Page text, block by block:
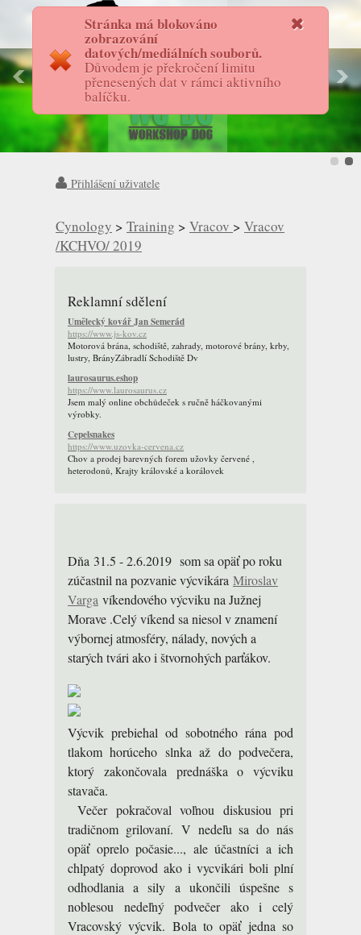
Stránka má blokováno
zobrazování
datových/mediálních souborů.
Důvodem je překročení limitu
přenesených dat v rámci aktivního
balíčku.
FotostoryAS
Přihlášení uživatele
Cynology > Training > Vracov > Vracov
/KCHVO/ 2019
Reklamní sdělení
Umělecký kovář Jan Semerád
https://www.js-kov.cz
Motorová brána, schodiště, zahrady, motorové brány, krby,
lustry, BrányZábradlí Schodiště Dv
laurosaurus.eshop
https://www.laurosaurus.cz
Jsem malý online obchůdeček s ručně háčkovanými
výrobky.
Cepelsnakes
https://www.uzovka-cervena.cz
Chov a prodej barevných forem užovky červené ,
heterodonů, Krajty královské a korálovek
Dňa 31.5 - 2.6.2019 som sa opäť po roku
zúčastnil na pozvanie výcvikára Miroslav
Varga víkendového výcviku na Južnej
Morave .Celý víkend sa niesol v znamení
výbornej atmosféry, nálady, nových a
starých tvári ako i štvornohých parťákov.
Výcvik prebiehal od sobotného rána pod
tlakom horúceho slnka až do podvečera,
ktorý zakončovala prednáška o výcviku
stavača.
Večer pokračoval voľnou diskusiou pri
tradičnom grilovaní. V nedeľu sa do nás
opäť oprelo počasie..., ale účastníci a ich
chlpatý doprovod ako i vycvikári boli plní
odhodlania a sily a ukončili úspešne s
noblesou nedeľný podvečer ako i celý
Vracovský výcvik. Bola to opäť jedna so